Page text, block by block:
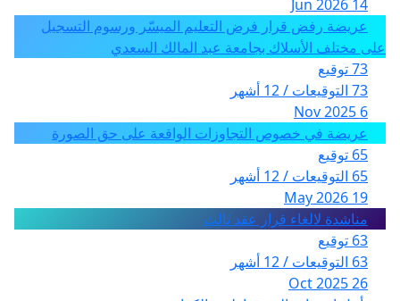
14 Jun 2026
عريضة رفض قرار فرض التعليم الميسّر ورسوم التسجيل
على مختلف الأسلاك بجامعة عبد المالك السعدي
73 توقيع
73 التوقيعات / 12 أشهر
6 Nov 2025
عريضة في خصوص التجاوزات الواقعة على حق الصورة
65 توقيع
65 التوقيعات / 12 أشهر
19 May 2026
مناشدة لالغاء قرار عقد ثالث
63 توقيع
63 التوقيعات / 12 أشهر
26 Oct 2025